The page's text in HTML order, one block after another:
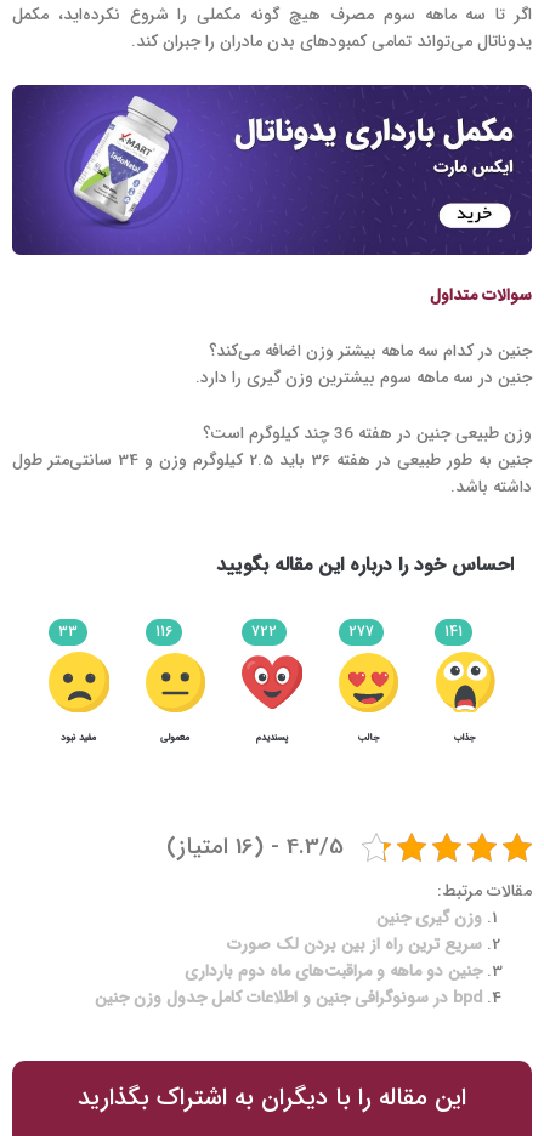
اگر تا سه ماهه سوم مصرف هیچ گونه مکملی را شروع نکرده‌اید، مکمل
یدوناتال می‌تواند تمامی کمبودهای بدن مادران را جبران کند.
سوالات متداول
جنین در کدام سه ماهه بیشتر وزن اضافه می‌کند؟
جنین در سه ماهه سوم بیشترین وزن گیری را دارد.
وزن طبیعی جنین در هفته 36 چند کیلوگرم است؟
جنین به طور طبیعی در هفته 36 باید 2.5 کیلوگرم وزن و 34 سانتی‌متر طول
داشته باشد.
احساس خود را درباره این مقاله بگویید
141
جذاب
277
جالب
722
پسندیدم
116
معمولی
33
مفید نبود
4.3/5 - (16 امتیاز)
مقالات مرتبط:
وزن گیری جنین
سریع ترین راه از بین بردن لک صورت
جنین دو ماهه و مراقبت‌های ماه دوم بارداری
bpd در سونوگرافی جنین و اطلاعات کامل جدول وزن جنین
این مقاله را با دیگران به اشتراک بگذارید